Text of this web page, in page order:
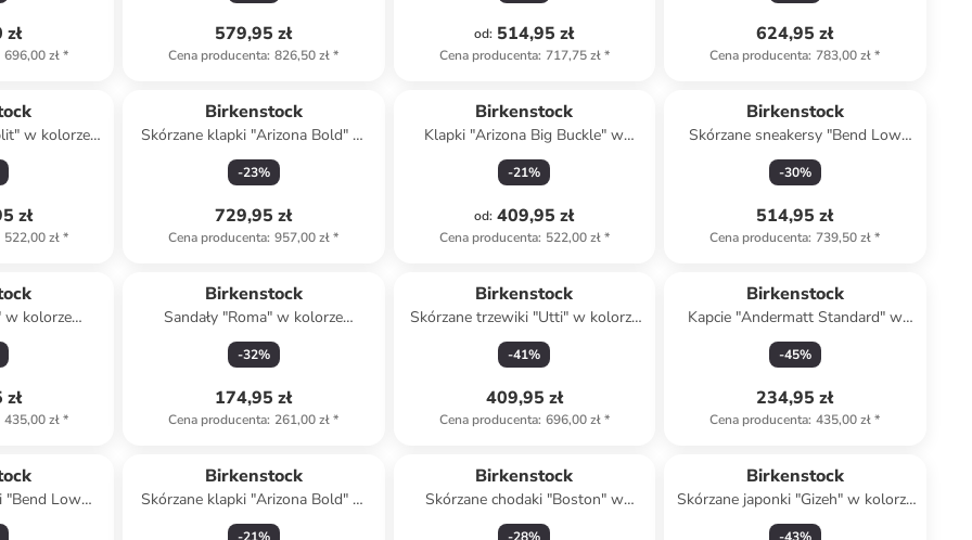
696,00 zł*
579,95 zł
Cena producenta: 826,50 zł*
od: 514,95 zł
Cena producenta: 717,75 zł*
624,95 zł
Cena producenta: 783,00 zł*
w kolorze
zł
522,00 zł*
Birkenstock
Skórzane klapki "Arizona Bold" w
kolorze czarnym
-23%
729,95 zł
Cena producenta: 957,00 zł*
Birkenstock
Klapki "Arizona Big Buckle" w
kolorze białym
-21%
od: 409,95 zł
Cena producenta: 522,00 zł*
Birkenstock
Skórzane sneakersy "Bend Low
Decon" w kolorze brązowym
-30%
514,95 zł
Cena producenta: 739,50 zł*
w kolorze
435,00 zł*
Birkenstock
Sandały "Roma" w kolorze
brązowym
-32%
174,95 zł
Cena producenta: 261,00 zł*
Birkenstock
Skórzane trzewiki "Utti" w kolorze
beżowym
-41%
409,95 zł
Cena producenta: 696,00 zł*
Birkenstock
Kapcie "Andermatt Standard" w
kolorze szarym
-45%
234,95 zł
Cena producenta: 435,00 zł*
"Bend Low
czarnym
Birkenstock
Skórzane klapki "Arizona Bold" w
kolorze brązowym
Birkenstock
Skórzane chodaki "Boston" w
kolorze czarnym
Birkenstock
Skórzane japonki "Gizeh" w kolorze
brązowym